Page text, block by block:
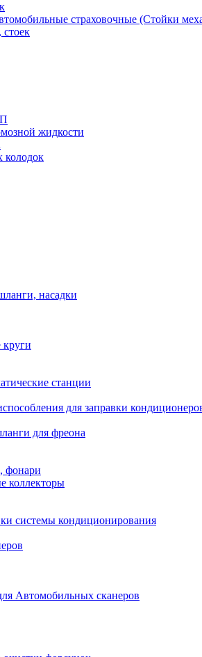
страховочные (Стойки
жидкости
колодок
насадки
станции
для заправки
для фреона
фонари
коллекторы
системы кондиционирования
Автомобильных сканеров